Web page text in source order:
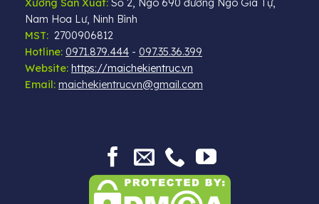
Xưởng Sản Xuất: Số 2, Ngõ 690 đường Ngô Gia Tự,
Nam Hoa Lư, Ninh Bình
MST: 2700906812
Hotline: 0971.879.444 - 097.35.36.399
Website: https://maichekientruc.vn
Email: maichekientrucvn@gmail.com